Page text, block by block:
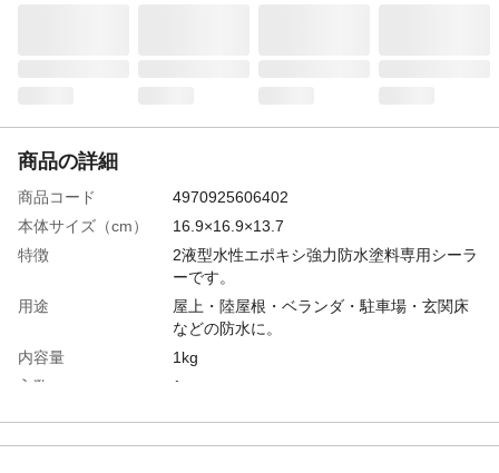
商品の詳細
商品コード
4970925606402
本体サイズ（cm）
16.9×16.9×13.7
特徴
2液型水性エポキシ強力防水塗料専用シーラ
ーです。
用途
屋上・陸屋根・ベランダ・駐車場・玄関床
などの防水に。
内容量
1kg
入数
1
成分
エポキシ樹脂・有機溶剤・水